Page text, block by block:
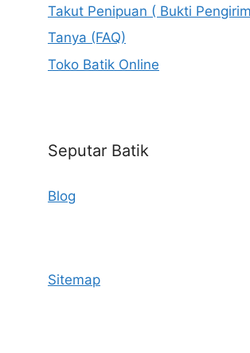
Takut Penipuan ( Bukti
Tanya (FAQ)
Toko Batik Online
Seputar Batik
Blog
Sitemap